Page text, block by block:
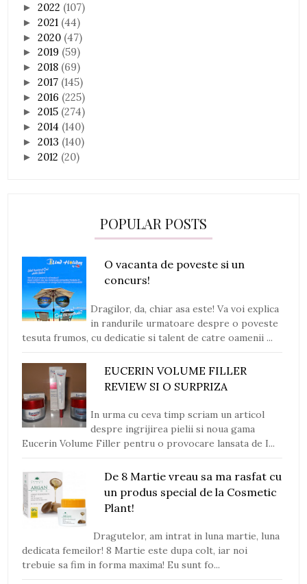
►2022 (107)
►2021 (44)
►2020 (47)
►2019 (59)
►2018 (69)
►2017 (145)
►2016 (225)
►2015 (274)
►2014 (140)
►2013 (140)
►2012 (20)
POPULAR POSTS
O vacanta de poveste si un
concurs!
Dragilor, da, chiar asa este! Va voi explica
in randurile urmatoare despre o poveste
tesuta frumos, cu dedicatie si talent de catre oamenii ...
EUCERIN VOLUME FILLER
REVIEW SI O SURPRIZA
In urma cu ceva timp scriam un articol
despre ingrijirea pielii si noua gama
Eucerin Volume Filler pentru o provocare lansata de I...
De 8 Martie vreau sa ma rasfat cu
un produs special de la Cosmetic
Plant!
Dragutelor, am intrat in luna martie, luna
dedicata femeilor! 8 Martie este dupa colt, iar noi
trebuie sa fim in forma maxima! Eu sunt fo...